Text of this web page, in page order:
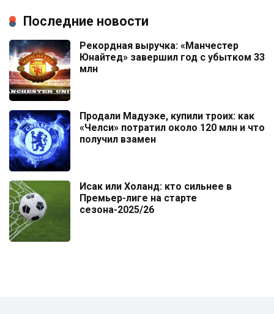
Последние новости
Рекордная выручка: «Манчестер
Юнайтед» завершил год с убытком 33
млн
Продали Мадуэке, купили троих: как
«Челси» потратил около 120 млн и что
получил взамен
Исак или Холанд: кто сильнее в
Премьер-лиге на старте
сезона-2025/26